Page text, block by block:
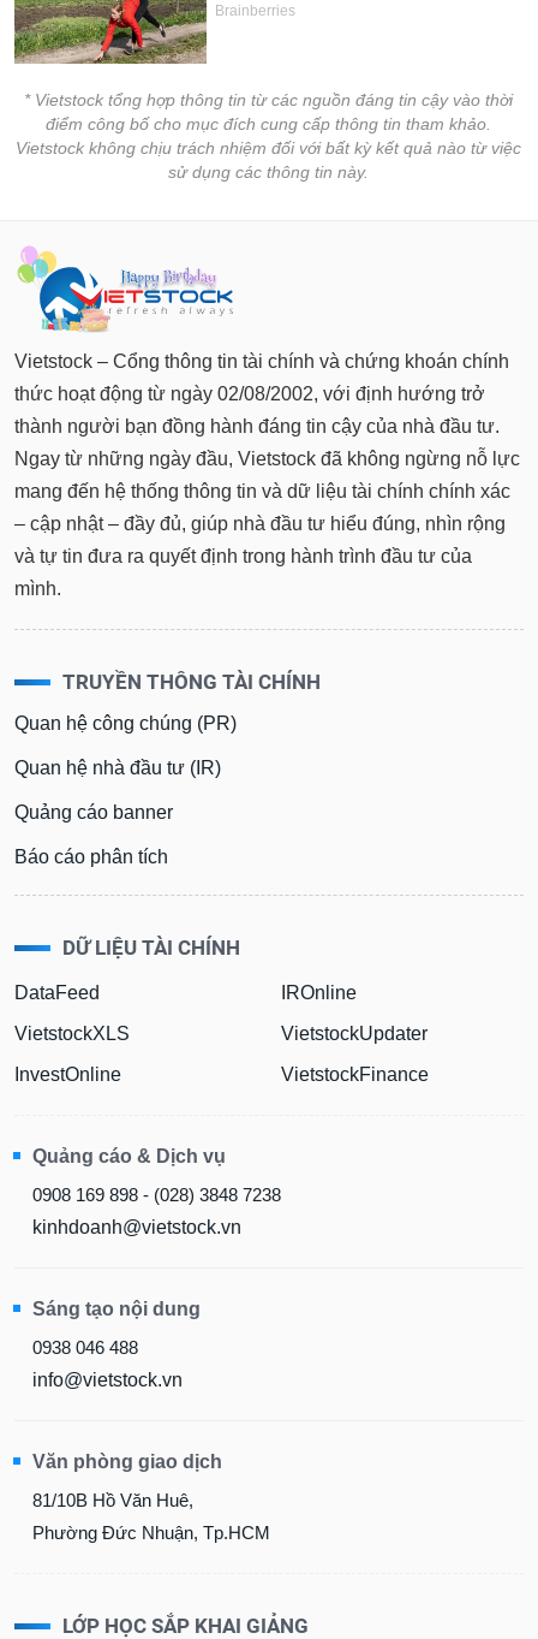
* Vietstock tổng hợp thông tin từ các nguồn đáng tin cậy vào thời
điểm công bố cho mục đích cung cấp thông tin tham khảo.
Vietstock không chịu trách nhiệm đối với bất kỳ kết quả nào từ việc
sử dụng các thông tin này.
Vietstock – Cổng thông tin tài chính và chứng khoán chính
thức hoạt động từ ngày 02/08/2002, với định hướng trở
thành người bạn đồng hành đáng tin cậy của nhà đầu tư.
Ngay từ những ngày đầu, Vietstock đã không ngừng nỗ lực
mang đến hệ thống thông tin và dữ liệu tài chính chính xác
– cập nhật – đầy đủ, giúp nhà đầu tư hiểu đúng, nhìn rộng
và tự tin đưa ra quyết định trong hành trình đầu tư của
mình.
TRUYỀN THÔNG TÀI CHÍNH
Quan hệ công chúng (PR)
Quan hệ nhà đầu tư (IR)
Quảng cáo banner
Báo cáo phân tích
DỮ LIỆU TÀI CHÍNH
DataFeed
VietstockXLS
InvestOnline
IROnline
VietstockUpdater
VietstockFinance
Quảng cáo & Dịch vụ
0908 169 898 - (028) 3848 7238
kinhdoanh@vietstock.vn
Sáng tạo nội dung
0938 046 488
info@vietstock.vn
Văn phòng giao dịch
81/10B Hồ Văn Huê,
Phường Đức Nhuận, Tp.HCM
LỚP HỌC SẮP KHAI GIẢNG
phân
tích
(-)
Thuật
ngữ
vụ
(-)
Đào
Sách
tài
cụ
tư
Truyền
thông
tài
Dữ
tài